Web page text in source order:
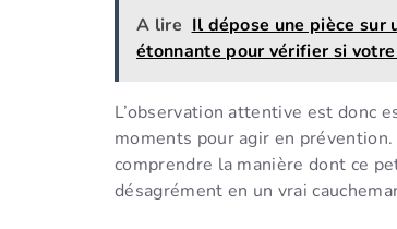
A lire Il dépose une pièce sur
étonnante pour vérifier si
L’observation attentive est donc
moments pour agir en
comprendre la manière dont ce
désagrément en un vrai